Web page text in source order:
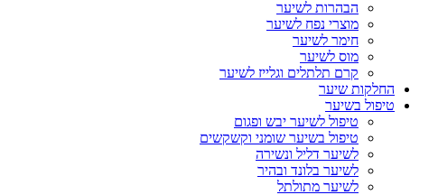
הבהרות לשיער
מוצרי נפח לשיער
חימר לשיער
מוס לשיער
קרם תלתלים וגלייז לשיער
החלקות שיער
טיפול בשיער
טיפול לשיער יבש ופגום
טיפול בשיער שומני וקשקשים
לשיער דליל ונשירה
לשיער בלונד ובהיר
לשיער מתולתל